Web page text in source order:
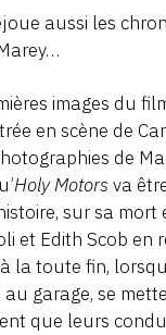
aussi les
images du
en scène de
de
Holy Motors va
sur sa mort
et Edith Scob en
la toute fin,
garage, se
que leurs